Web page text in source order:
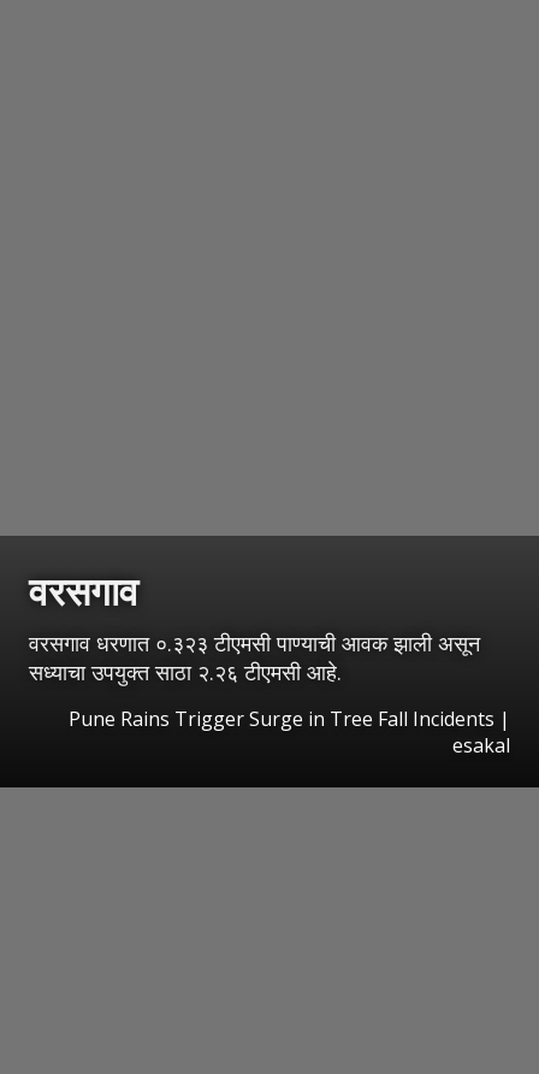
वरसगाव
वरसगाव धरणात ०.३२३ टीएमसी पाण्याची आवक झाली असून
सध्याचा उपयुक्त साठा २.२६ टीएमसी आहे.
Pune Rains Trigger Surge in Tree Fall Incidents |
esakal